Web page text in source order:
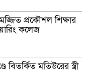
প্রকৌশল শিক্ষার
কলেজ
মতিউরের স্ত্রী